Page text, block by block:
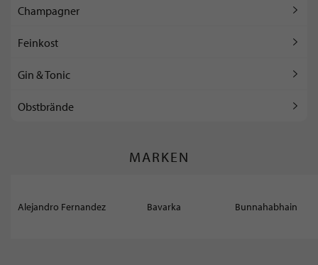
Champagner
Feinkost
Gin & Tonic
Obstbrände
MARKEN
Alejandro Fernandez Bavarka Bunnahabhain